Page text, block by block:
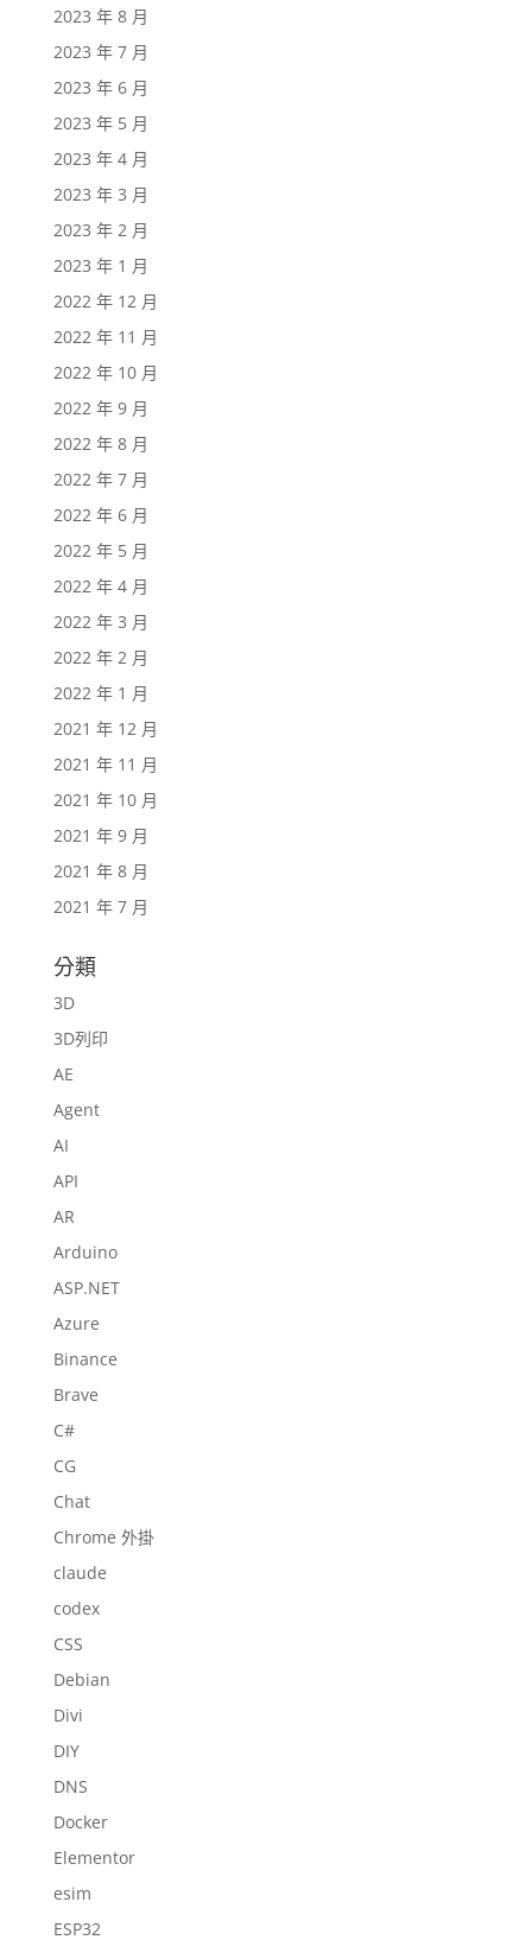
2023 年 8 月
2023 年 7 月
2023 年 6 月
2023 年 5 月
2023 年 4 月
2023 年 3 月
2023 年 2 月
2023 年 1 月
2022 年 12 月
2022 年 11 月
2022 年 10 月
2022 年 9 月
2022 年 8 月
2022 年 7 月
2022 年 6 月
2022 年 5 月
2022 年 4 月
2022 年 3 月
2022 年 2 月
2022 年 1 月
2021 年 12 月
2021 年 11 月
2021 年 10 月
2021 年 9 月
2021 年 8 月
2021 年 7 月
分類
3D
3D列印
AE
Agent
AI
API
AR
Arduino
ASP.NET
Azure
Binance
Brave
C#
CG
Chat
Chrome 外掛
claude
codex
CSS
Debian
Divi
DIY
DNS
Docker
Elementor
esim
ESP32